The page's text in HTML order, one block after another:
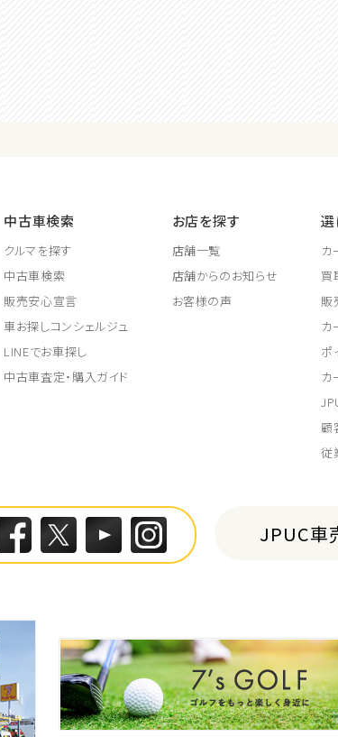
中古車検索
クルマを探す
中古車検索
販売安心宣言
車お探しコンシェルジュ
LINEでお車探し
中古車査定・購入ガイド
お店を探す
店舗一覧
店舗からのお知らせ
お客様の声
選
カ
買
販
カ
ポ
カ
顧
従
JPUC車